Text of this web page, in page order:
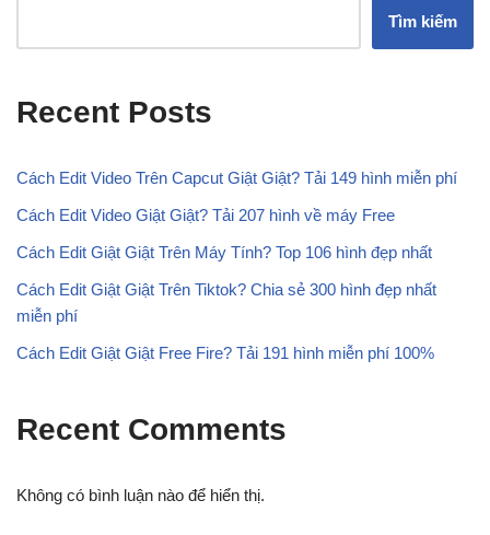
Tìm kiếm
Recent Posts
Cách Edit Video Trên Capcut Giật Giật? Tải 149 hình miễn phí
Cách Edit Video Giật Giật? Tải 207 hình về máy Free
Cách Edit Giật Giật Trên Máy Tính? Top 106 hình đẹp nhất
Cách Edit Giật Giật Trên Tiktok? Chia sẻ 300 hình đẹp nhất
miễn phí
Cách Edit Giật Giật Free Fire? Tải 191 hình miễn phí 100%
Recent Comments
Không có bình luận nào để hiển thị.